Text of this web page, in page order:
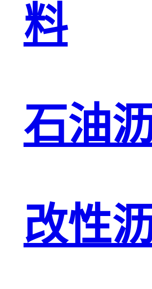
料
石油
改性